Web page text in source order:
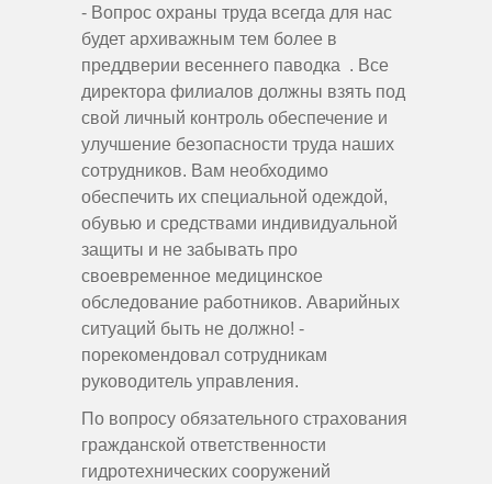
- Вопрос охраны труда всегда для нас
будет архиважным тем более в
преддверии весеннего паводка . Все
директора филиалов должны взять под
свой личный контроль обеспечение и
улучшение безопасности труда наших
сотрудников. Вам необходимо
обеспечить их специальной одеждой,
обувью и средствами индивидуальной
защиты и не забывать про
своевременное медицинское
обследование работников. Аварийных
ситуаций быть не должно! -
порекомендовал сотрудникам
руководитель управления.
По вопросу обязательного страхования
гражданской ответственности
гидротехнических сооружений